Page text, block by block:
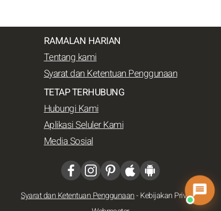
RAMALAN HARIAN
Tentang kami
Syarat dan Ketentuan Penggunaan
TETAP TERHUBUNG
Hubungi Kami
Aplikasi Seluler Kami
Media Sosial
Syarat dan Ketentuan Penggunaan- Kebijakan Privasi-